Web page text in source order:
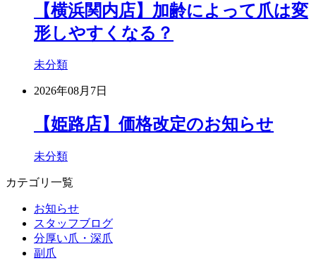
【横浜関内店】加齢によって爪は変
形しやすくなる？
未分類
2026年08月7日
【姫路店】価格改定のお知らせ
未分類
カテゴリ一覧
お知らせ
スタッフブログ
分厚い爪・深爪
副爪